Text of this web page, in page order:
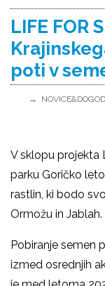
LIFE FOR
poti v
V sklopu projekta
parku Goričko
rastlin, ki bodo
Ormožu in Jablah.
Pobiranje semen
izmed osrednjih